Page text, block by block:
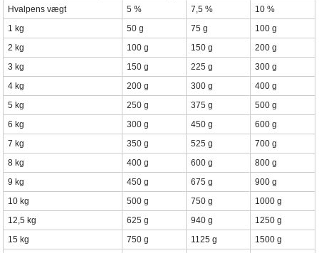
Hvalpens vægt
5 % 7,5 %
10 %
1 kg
50 g 75 g
100 g
2 kg
100 g 150 g
200 g
3 kg
150 g 225 g
300 g
4 kg
200 g 300 g
400 g
5 kg
250 g 375 g
500 g
6 kg
300 g 450 g
600 g
7 kg
350 g 525 g
700 g
8 kg
400 g 600 g
800 g
9 kg
450 g 675 g
900 g
10 kg
500 g 750 g
1000 g
12,5 kg
625 g 940 g
1250 g
15 kg
750 g 1125 g
1500 g